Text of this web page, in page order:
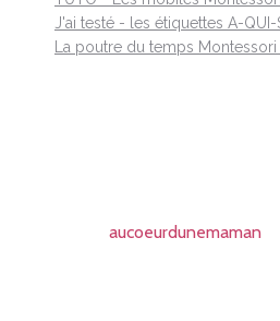
J'ai testé - les étiquettes A-QUI-
La poutre du temps
aucoeurdunemaman